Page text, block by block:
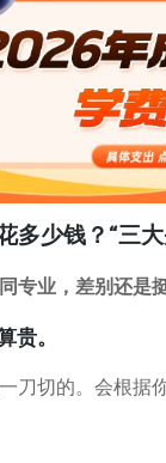
少钱？“三大
专业，差别还是
贵。
刀切的。会根据